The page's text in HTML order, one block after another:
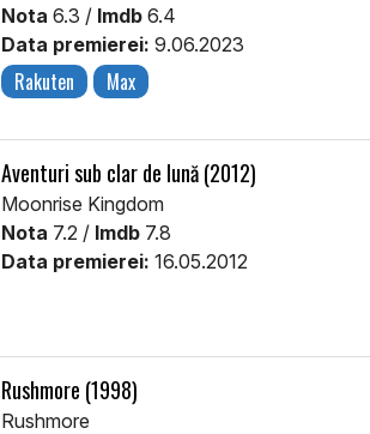
Nota 6.3 / Imdb 6.4
Data premierei: 9.06.2023
Rakuten Max
Aventuri sub clar de lună (2012)
Moonrise Kingdom
Nota 7.2 / Imdb 7.8
Data premierei: 16.05.2012
Rushmore (1998)
Rushmore